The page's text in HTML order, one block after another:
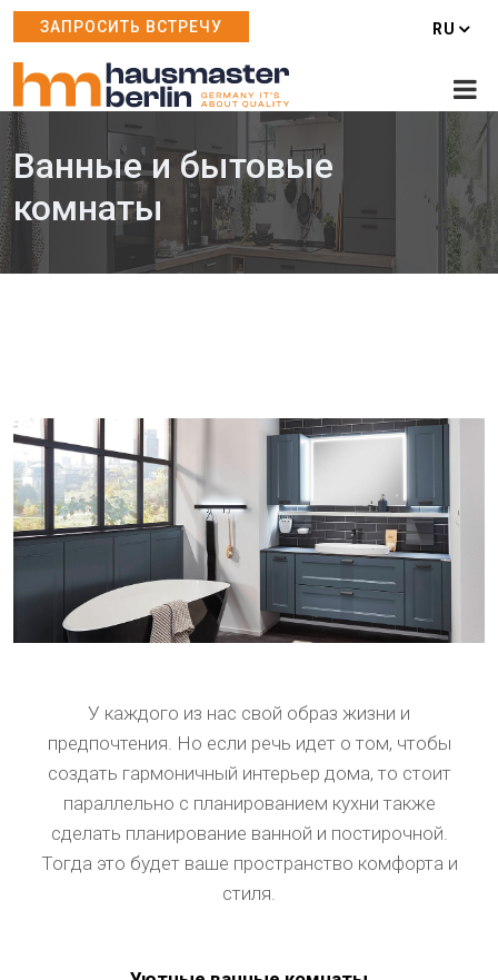
ЗАПРОСИТЬ ВСТРЕЧУ RU
Ванные и бытовые
комнаты
У каждого из нас свой образ жизни и
предпочтения. Но если речь идет о том, чтобы
создать гармоничный интерьер дома, то стоит
параллельно с планированием кухни также
сделать планирование ванной и постирочной.
Тогда это будет ваше пространство комфорта и
стиля.